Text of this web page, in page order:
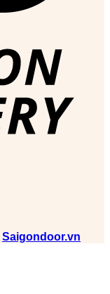
Saigondoor.vn